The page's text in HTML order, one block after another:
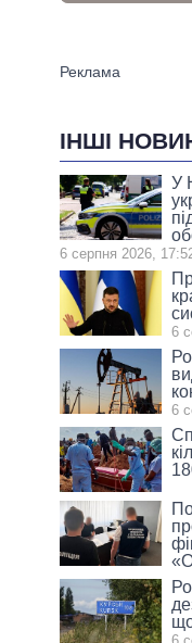
ІНШІ
У
6 серпня 2026,
6
6